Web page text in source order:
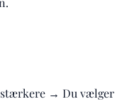
→ Du vælger